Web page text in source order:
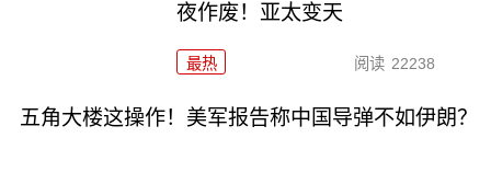
夜作废！亚太变天
最热 阅读 22238
五角大楼这操作！美军报告称中国导弹不如伊朗？